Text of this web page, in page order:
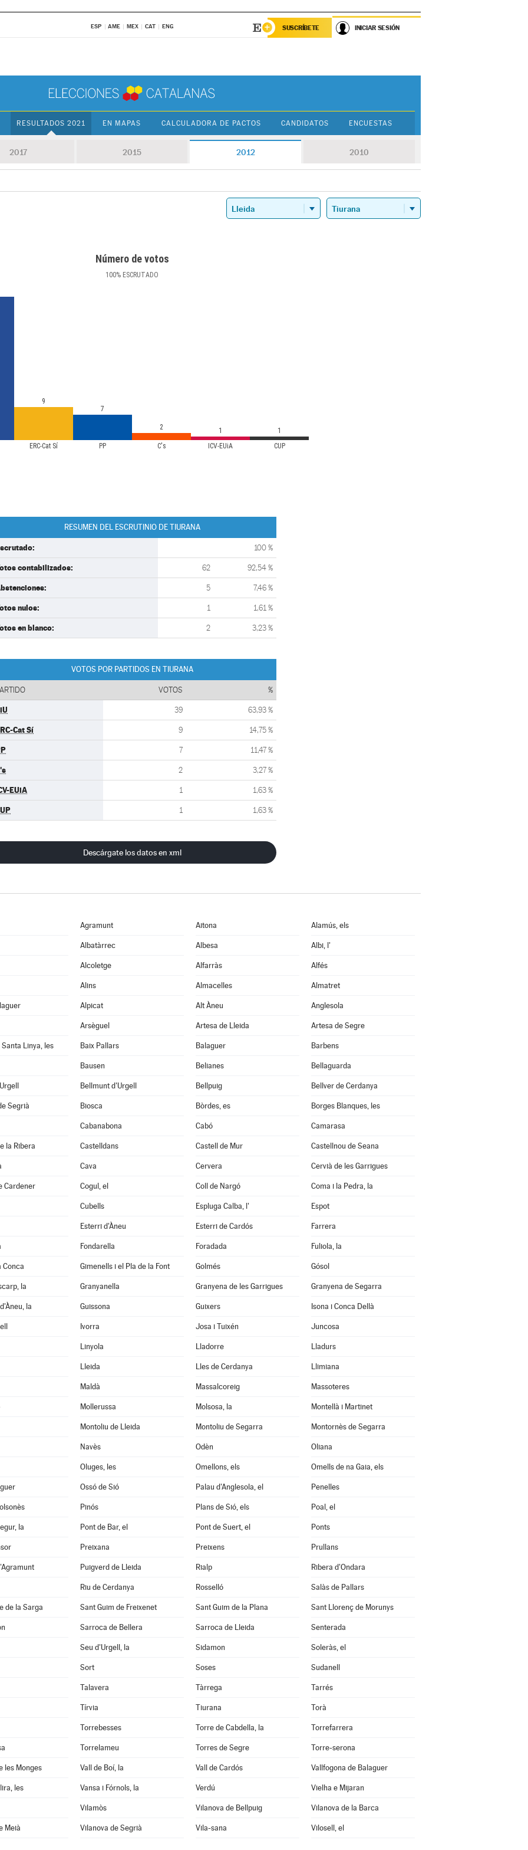
ESP AME MEX CAT ENG SUSCRÍBETE INICIAR SESIÓN
RESULTADOS 2021 EN MAPAS CALCULADORA DE PACTOS CANDIDATOS ENCUESTAS
2017 2015 2012 2010
Número de votos
100% ESCRUTADO
ERC-Cat Sí PP C's ICV-EUiA CUP
9
7
2 1 1
RESUMEN DEL ESCRUTINIO DE TIURANA
100 %
contabilizados: 62 92,54 %
5 7,46 %
nulos: 1 1,61 %
en blanco: 2 3,23 %
VOTOS POR PARTIDOS EN TIURANA
VOTOS %
39 63,93 %
Cat Sí 9 14,75 %
7 11,47 %
2 3,27 %
EUiA 1 1,63 %
1 1,63 %
Descárgate los datos en xml
Agramunt Aitona Alamús, els
Albatàrrec Albesa Albi, l'
Alcoletge Alfarràs Alfés
Alins Almacelles Almatret
Alpicat Alt Àneu Anglesola
Arsèguel Artesa de Lleida Artesa de Segre
Linya, les Baix Pallars Balaguer Barbens
Bausen Belianes Bellaguarda
Bellmunt d'Urgell Bellpuig Bellver de Cerdanya
Segrià Biosca Bòrdes, es Borges Blanques, les
Cabanabona Cabó Camarasa
la Ribera Castelldans Castell de Mur Castellnou de Seana
Cava Cervera Cervià de les Garrigues
Cardener Cogul, el Coll de Nargó Coma i la Pedra, la
Cubells Espluga Calba, l' Espot
Esterri d'Àneu Esterri de Cardós Farrera
Fondarella Foradada Fuliola, la
Conca Gimenells i el Pla de la Font Golmés Gósol
la Granyanella Granyena de les Garrigues Granyena de Segarra
la Guissona Guixers Isona i Conca Dellà
Ivorra Josa i Tuixén Juncosa
Linyola Lladorre Lladurs
Lleida Lles de Cerdanya Llimiana
Maldà Massalcoreig Massoteres
Mollerussa Molsosa, la Montellà i Martinet
Montoliu de Lleida Montoliu de Segarra Montornès de Segarra
Navès Odèn Oliana
Oluges, les Omellons, els Omells de na Gaia, els
Ossó de Sió Palau d'Anglesola, el Penelles
Pinós Plans de Sió, els Poal, el
la Pont de Bar, el Pont de Suert, el Ponts
Preixana Preixens Prullans
Puigverd de Lleida Rialp Ribera d'Ondara
Riu de Cerdanya Rosselló Salàs de Pallars
de la Sarga Sant Guim de Freixenet Sant Guim de la Plana Sant Llorenç de Morunys
Sarroca de Bellera Sarroca de Lleida Senterada
Seu d'Urgell, la Sidamon Soleràs, el
Sort Soses Sudanell
Talavera Tàrrega Tarrés
Tírvia Tiurana Torà
Torrebesses Torre de Cabdella, la Torrefarrera
Torrelameu Torres de Segre Torre-serona
les Monges Vall de Boí, la Vall de Cardós Vallfogona de Balaguer
les Vansa i Fórnols, la Verdú Vielha e Mijaran
Vilamòs Vilanova de Bellpuig Vilanova de la Barca
Meià Vilanova de Segrià Vila-sana Vilosell, el